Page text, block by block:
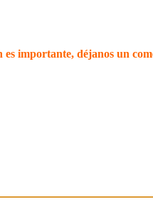
es importante, déjanos un